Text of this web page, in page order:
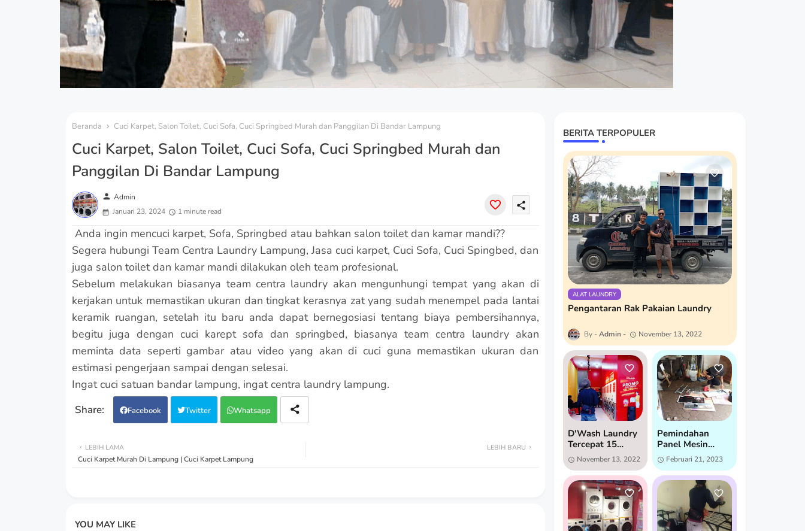
Beranda Cuci Karpet, Salon Toilet, Cuci Sofa, Cuci Springbed Murah dan Panggilan Di Bandar Lampung
Cuci Karpet, Salon Toilet, Cuci Sofa, Cuci Springbed Murah dan
Panggilan Di Bandar Lampung
person Admin
Januari 23, 2024
1 minute read
share
Anda ingin mencuci karpet, Sofa, Springbed atau bahkan salon toilet dan kamar mandi??
Segera hubungi Team Centra Laundry Lampung, Jasa cuci karpet, Cuci Sofa, Cuci Spingbed, dan
juga salon toilet dan kamar mandi dilakukan oleh team profesional.
Sebelum melakukan biasanya team centra laundry akan mengunhungi tempat yang akan di
kerjakan untuk memastikan ukuran dan tingkat kerasnya zat yang sudah menempel pada lantai
keramik ruangan, setelah itu baru anda dapat bernegosiasi tentang biaya pembersihannya,
begitu juga dengan cuci karept sofa dan springbed, biasanya team centra laundry akan
meminta data seperti gambar atau video yang akan di cuci guna memastikan ukuran dan
estimasi pengerjaan sampai dengan selesai.
Ingat cuci satuan bandar lampung, ingat centra laundry lampung.
Facebook Twitter Whatsapp
LEBIH BARU
LEBIH LAMA
Cuci Karpet Murah Di Lampung | Cuci Karpet Lampung
YOU MAY LIKE
BERITA TERPOPULER
ALAT LAUNDRY
Pengantaran Rak Pakaian Laundry
Admin November 13, 2022
D'Wash Laundry
Tercepat 15
Menit Bandar
Lampung
November 13, 2022
Pemindahan
Panel Mesin
Dryer
SpeedQueen
Februari 21, 2023